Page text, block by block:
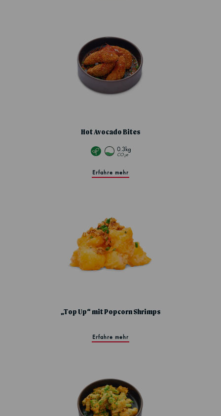
Hot Avocado Bites
0.3kg
CO2e
Erfahre mehr
„Top Up“ mit Popcorn Shrimps
Erfahre mehr